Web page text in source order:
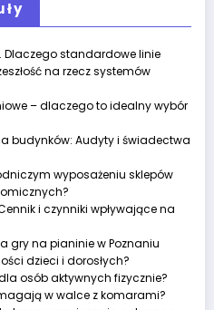
standardowe linie
na rzecz systemów
– dlaczego to idealny wybór
budynków: Audyty i świadectwa
wyposażeniu sklepów
i czynniki wpływające na
gry na pianinie w Poznaniu
dzieci i dorosłych?
osób aktywnych fizycznie?
w walce z komarami?